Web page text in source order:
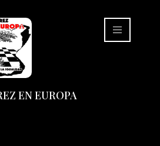
EN EUROPA